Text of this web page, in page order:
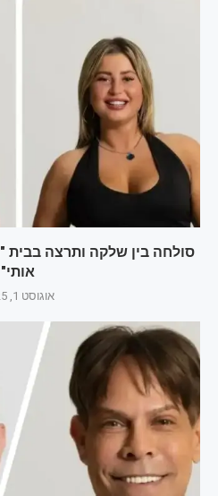
סולחה בין שלקה ותרצה
אותי"
אוגוסט 1, 2025